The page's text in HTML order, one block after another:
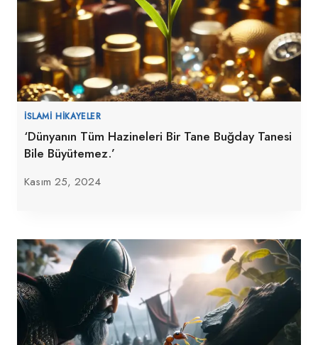
İSLAMI HIKAYELER
‘Dünyanın Tüm Hazineleri Bir Tane Buğday Tanesi
Bile Büyütemez.’
Kasım 25, 2024